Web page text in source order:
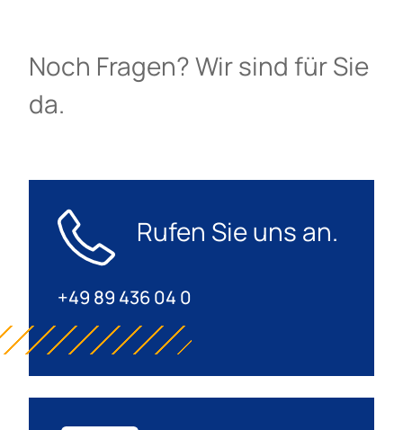
Noch Fragen? Wir sind für Sie
da.
Rufen Sie uns an.
+49 89 436 04 0